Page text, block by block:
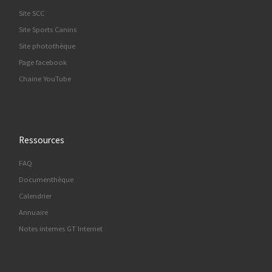
Site SCC
Site Sports Canins
Site photothèque
Page facebook
Chaine YouTube
Ressources
FAQ
Documenthèque
Calendrier
Annuaire
Notes internes GT Internet